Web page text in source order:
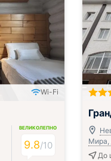
Wi-Fi
ВЕЛИКОЛЕПНО
9.8/10
Мира,
До